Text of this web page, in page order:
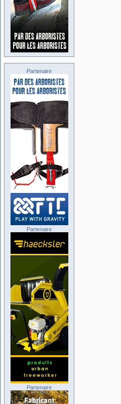
Partenaire
Partenaire
Partenaire